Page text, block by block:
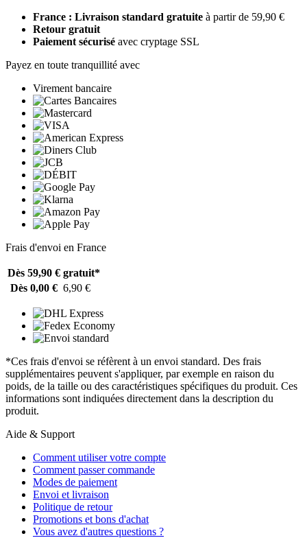
France : Livraison standard gratuite à partir de 59,90 €
Retour gratuit
Paiement sécurisé avec cryptage SSL
Payez en toute tranquillité avec
Virement bancaire
Frais d'envoi en France
Dès 59,90 € gratuit*
Dès 0,00 € 6,90 €
*Ces frais d'envoi se réfèrent à un envoi standard. Des frais
supplémentaires peuvent s'appliquer, par exemple en raison du
poids, de la taille ou des caractéristiques spécifiques du produit. Ces
informations sont indiquées directement dans la description du
produit.
Aide & Support
Comment utiliser votre compte
Comment passer commande
Modes de paiement
Envoi et livraison
Politique de retour
Promotions et bons d'achat
Vous avez d'autres questions ?